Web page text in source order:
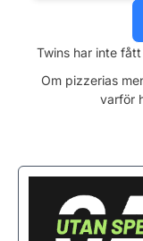
Onsdag
Torsdag
Fredag
Lördag
Söndag
Twins har inte
Om pizzerias
varför